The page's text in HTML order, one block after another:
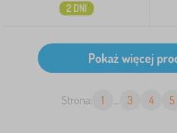
2 DNI
Strona: 1 ... 3 4 5